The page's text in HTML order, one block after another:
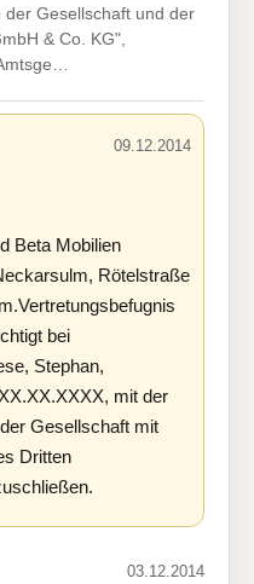
der Gesellschaft und der
& Co. KG",
09.12.2014
Beta Mobilien
Rötelstraße
bei
Stephan,
mit der
Gesellschaft mit
Dritten
03.12.2014